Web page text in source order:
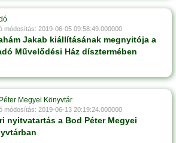
módosítás: 2019-06-05 09:58:49.000000
Jakab kiállításának megnyitója a
Művelődési Ház dísztermében
Megyei Könyvtár
módosítás: 2019-06-13 20:19:24.000000
nyitvatartás a Bod Péter Megyei